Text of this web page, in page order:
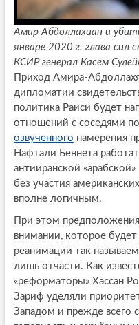
Амир Абдоллахиан и
январе 2020 г. глава сил
КСИР генерал Касем
Приход Амира-
дипломатии
политика Раиси будет
отношений с соседями
озвученного намерения
Нафтали Беннета
антииранской
без участия
вполне логичным.
При этом
внимании, которое будет
реанимации так
лишь отчасти. Как
«реформаторы» Хассан
Зариф уделяли
Западом и прежде всего